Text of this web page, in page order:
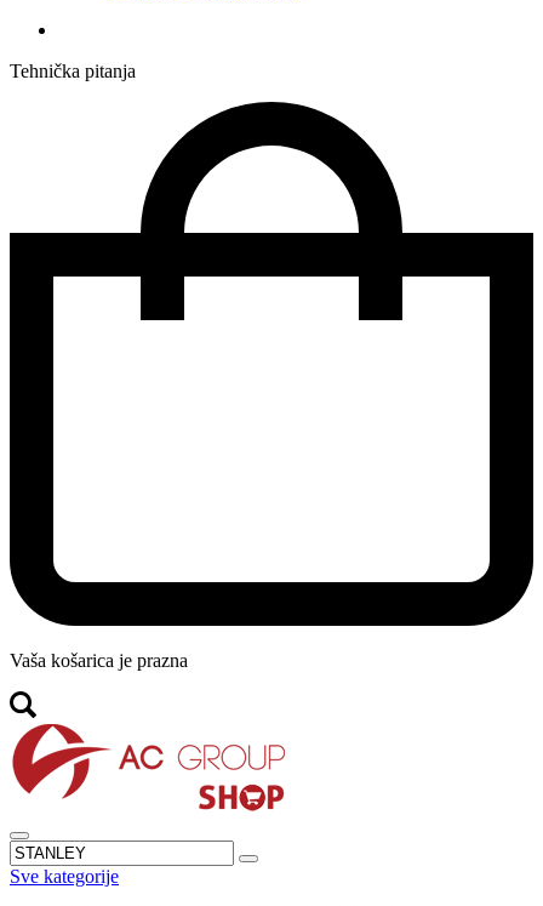
Tehnička pitanja
Vaša košarica je prazna
Sve kategorije